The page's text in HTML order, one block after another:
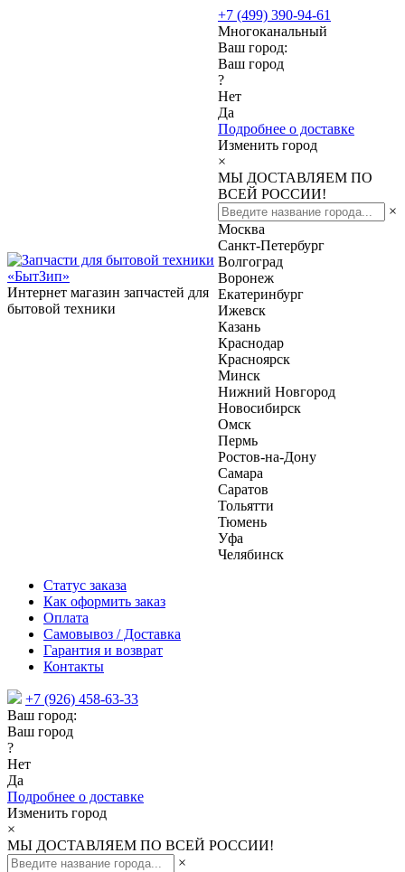
Интернет магазин запчастей для
бытовой техники
+7 (499) 390-94-61
Многоканальный
Ваш город:
Ваш город
?
Нет
Да
Подробнее о доставке
Изменить город
×
МЫ ДОСТАВЛЯЕМ ПО
ВСЕЙ РОССИИ!
×
Москва
Санкт-Петербург
Волгоград
Воронеж
Екатеринбург
Ижевск
Казань
Краснодар
Красноярск
Минск
Нижний Новгород
Новосибирск
Омск
Пермь
Ростов-на-Дону
Самара
Саратов
Тольятти
Тюмень
Уфа
Челябинск
Статус заказа
Как оформить заказ
Оплата
Самовывоз / Доставка
Гарантия и возврат
Контакты
+7 (926) 458-63-33
Ваш город:
Ваш город
?
Нет
Да
Подробнее о доставке
Изменить город
×
МЫ ДОСТАВЛЯЕМ ПО ВСЕЙ РОССИИ!
×